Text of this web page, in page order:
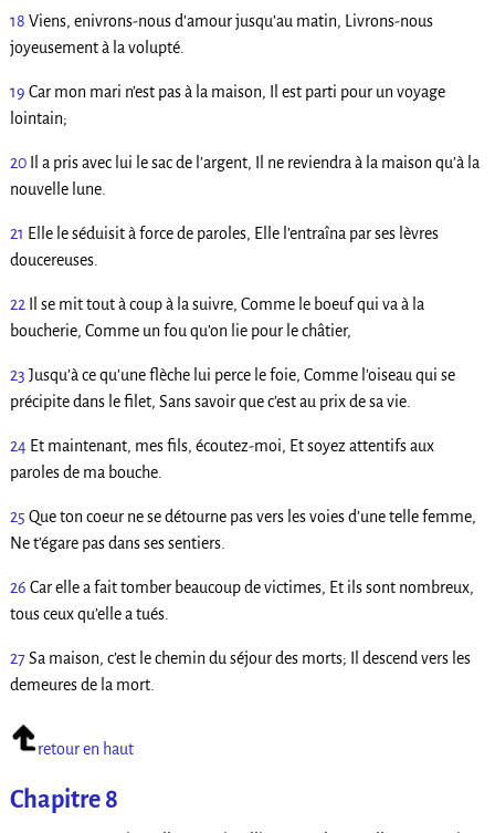
18 Viens, enivrons-nous d’amour jusqu’au matin, Livrons-nous
joyeusement à la volupté.
19 Car mon mari n’est pas à la maison, Il est parti pour un voyage
lointain;
20Il a pris avec lui le sac de l’argent, Il ne reviendra à la maison qu’à la
nouvelle lune.
21 Elle le séduisit à force de paroles, Elle l’entraîna par ses lèvres
doucereuses.
22 Il se mit tout à coup à la suivre, Comme le boeuf qui va à la
boucherie, Comme un fou qu’on lie pour le châtier,
23 Jusqu’à ce qu’une flèche lui perce le foie, Comme l’oiseau qui se
précipite dans le filet, Sans savoir que c’est au prix de sa vie.
24Et maintenant, mes fils, écoutez-moi, Et soyez attentifs aux
paroles de ma bouche.
25 Que ton coeur ne se détourne pas vers les voies d’une telle femme,
Ne t’égare pas dans ses sentiers.
26 Car elle a fait tomber beaucoup de victimes, Et ils sont nombreux,
tous ceux qu’elle a tués.
27Sa maison, c’est le chemin du séjour des morts; Il descend vers les
demeures de la mort.
retour en haut
Chapitre 8